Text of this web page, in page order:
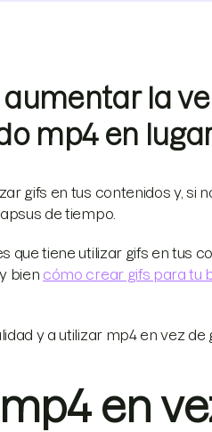
la
mp4 en
gifs en tus contenidos y, si
de tiempo.
que tiene utilizar gifs en tus
bien cómo crear gifs para tu
y a utilizar mp4 en vez de
en